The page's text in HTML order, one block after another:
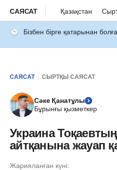
САЯСАТ Қазақстан
Бізбен бірге қатарынан
САЯСАТ СЫРТҚЫ САЯСАТ
Сәке Қанатұлы
Бұрынғы қызметкер
Украина
айтқанына жауап
Жарияланған күні: